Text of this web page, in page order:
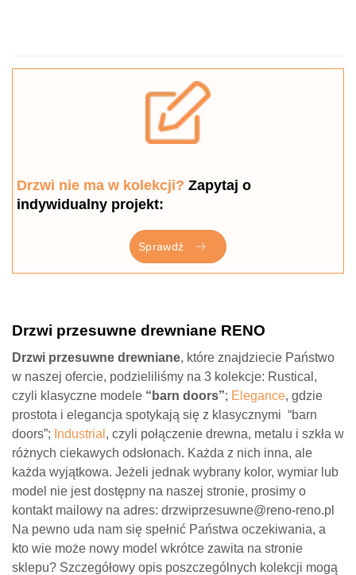
Drzwi nie ma w kolekcji? Zapytaj o
indywidualny projekt:
Sprawdź
Drzwi przesuwne drewniane RENO
Drzwi przesuwne drewniane, które znajdziecie Państwo
w naszej ofercie, podzieliliśmy na 3 kolekcje: Rustical,
czyli klasyczne modele “barn doors”; Elegance, gdzie
prostota i elegancja spotykają się z klasycznymi “barn
doors”; Industrial , czyli połączenie drewna, metalu i szkła w
różnych ciekawych odsłonach. Każda z nich inna, ale
każda wyjątkowa. Jeżeli jednak wybrany kolor, wymiar lub
model nie jest dostępny na naszej stronie, prosimy o
kontakt mailowy na adres: drzwiprzesuwne@reno-reno.pl
Na pewno uda nam się spełnić Państwa oczekiwania, a
kto wie może nowy model wkrótce zawita na stronie
sklepu? Szczegółowy opis poszczególnych kolekcji mogą